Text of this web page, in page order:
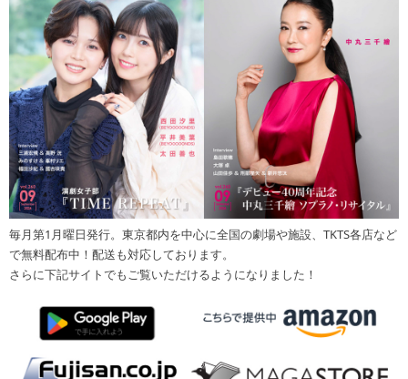
毎月第1月曜日発行。東京都内を中心に全国の劇場や施設、TKTS各店など
で無料配布中！配送も対応しております。
さらに下記サイトでもご覧いただけるようになりました！